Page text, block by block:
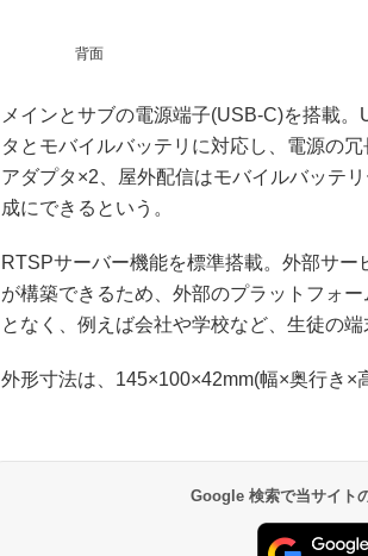
背面
メインとサブの電源端子(USB-C)を搭載
タとモバイルバッテリに対応し、電源の
アダプタ×2、屋外配信はモバイルバッテ
成にできるという。
RTSPサーバー機能を標準搭載。外部サ
が構築できるため、外部のプラットフォ
となく、例えば会社や学校など、生徒の端
外形寸法は、145×100×42mm(幅×奥行き×
Google 検索で当サイト